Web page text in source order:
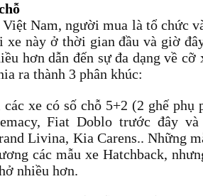
Nam, người mua là tổ chức
xe này ở thời gian đầu và giờ
hơn dẫn đến sự đa dạng về
ra thành 3 phân khúc:
các xe có số chỗ 5+2 (2 ghế phụ
Fiat Doblo trước đây
Livina, Kia Carens.. Những
các mẫu xe Hatchback,
nhiều hơn.